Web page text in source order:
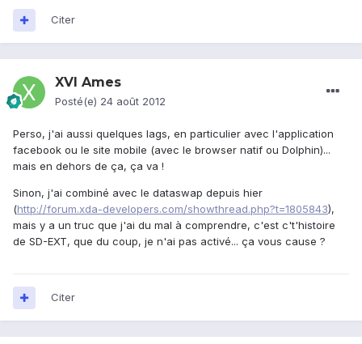
Citer
XVI Ames
Posté(e) 24 août 2012
Perso, j'ai aussi quelques lags, en particulier avec l'application
facebook ou le site mobile (avec le browser natif ou Dolphin)...
mais en dehors de ça, ça va !
Sinon, j'ai combiné avec le dataswap depuis hier
(http://forum.xda-developers.com/showthread.php?t=1805843),
mais y a un truc que j'ai du mal à comprendre, c'est c't'histoire
de SD-EXT, que du coup, je n'ai pas activé... ça vous cause ?
Citer